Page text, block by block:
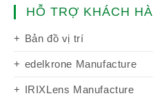
HỖ TRỢ KHÁCH
Bản đồ vị trí
edelkrone Manufacture
IRIXLens Manufacture